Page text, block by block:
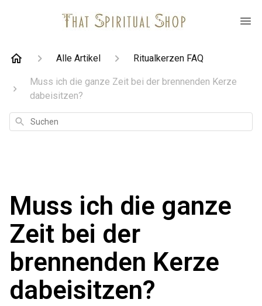
Alle Artikel Ritualkerzen FAQ
Muss ich die ganze Zeit bei der brennenden Kerze
dabeisitzen?
Suchen
Muss ich die ganze
Zeit bei der
brennenden Kerze
dabeisitzen?